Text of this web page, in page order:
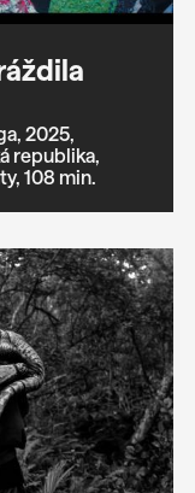
2025,
republika,
108 min.